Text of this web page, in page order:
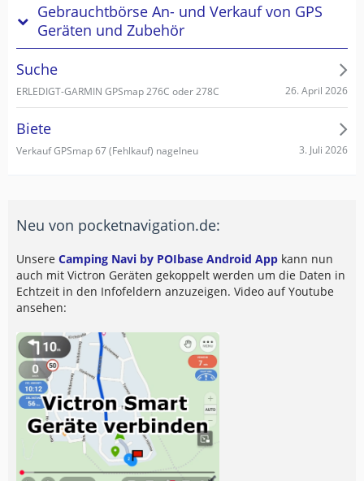
Gebrauchtbörse An- und Verkauf von GPS
Geräten und Zubehör
Suche
ERLEDIGT-GARMIN GPSmap 276C oder 278C 26. April 2026
Biete
Verkauf GPSmap 67 (Fehlkauf) nagelneu 3. Juli 2026
Neu von pocketnavigation.de:
Unsere Camping Navi by POIbase Android App kann nun
auch mit Victron Geräten gekoppelt werden um die Daten in
Echtzeit in den Infofeldern anzuzeigen. Video auf Youtube
ansehen: